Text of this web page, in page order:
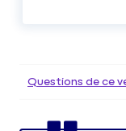
Questions de ce